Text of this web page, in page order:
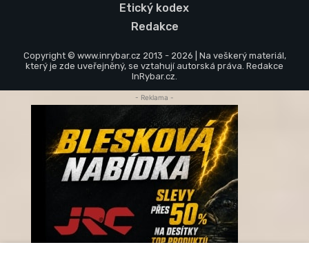
Etický kodex
Redakce
Copyright © www.inrybar.cz 2013 - 2026 | Na veškerý materiál,
který je zde uveřejněný, se vztahují autorská práva. Redakce
InRybar.cz.
- Reklama -